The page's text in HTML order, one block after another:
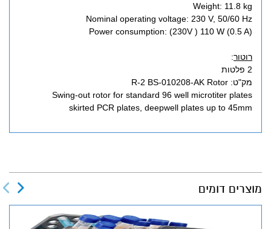
Weight: 11.8 kg
Nominal operating voltage: 230 V, 50/60 Hz
Power consumption: (230V ) 110 W (0.5 A)
רוטור:
2 פלטות
מק"ט: R-2 BS-010208-AK Rotor
Swing-out rotor for standard 96 well microtiter plates
skirted PCR plates, deepwell plates up to 45mm
מוצרים דומים